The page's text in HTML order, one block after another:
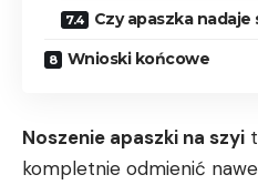
Czy apaszka
Wnioski końcowe
Noszenie‌ apaszki na szyi
kompletnie odmienić